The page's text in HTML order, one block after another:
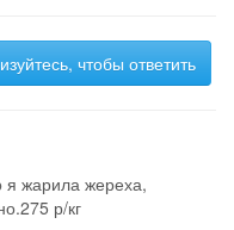
чтобы ответить
я жарила жереха,
р/кг